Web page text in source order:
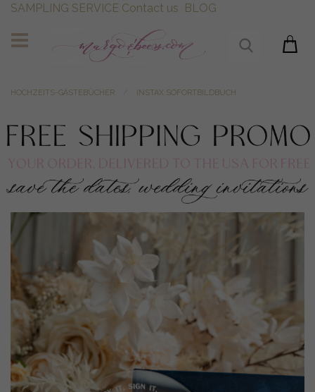
SAMPLING SERVICE Contact us BLOG
HOCHZEITS-GÄSTEBÜCHER INSTAX SOFORTBILDBUCH